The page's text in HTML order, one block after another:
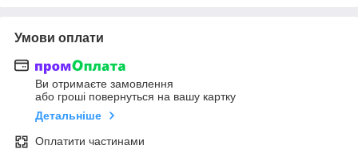
Умови оплати
Ви отримаєте замовлення
або гроші повернуться на вашу картку
Детальніше
Оплатити частинами